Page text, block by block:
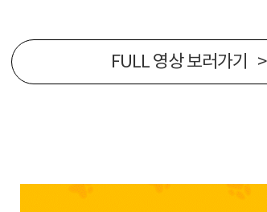
FULL 영상 보러가기 >